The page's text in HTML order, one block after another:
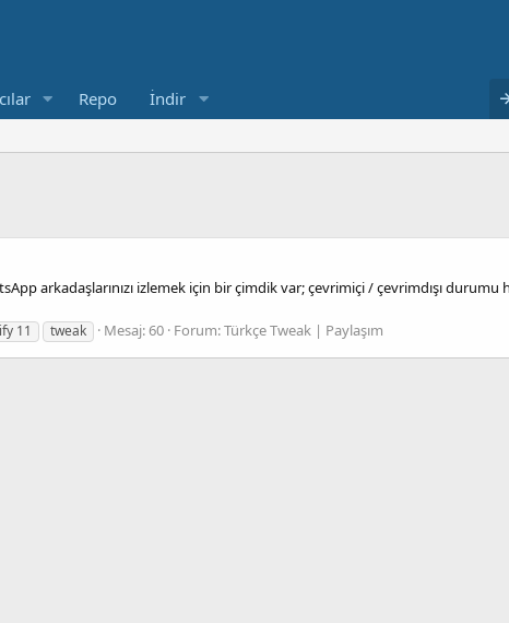
Repo İndir
arkadaşlarınızı izlemek için bir çimdik var; çevrimiçi / çevrimdışı durumu
11 tweak Mesaj: 60 Forum:Türkçe Tweak | Paylaşım